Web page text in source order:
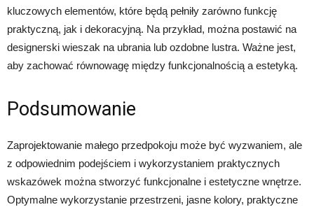
kluczowych elementów, które będą pełniły zarówno funkcję
praktyczną, jak i dekoracyjną. Na przykład, można postawić na
designerski wieszak na ubrania lub ozdobne lustra. Ważne jest,
aby zachować równowagę między funkcjonalnością a estetyką.
Podsumowanie
Zaprojektowanie małego przedpokoju może być wyzwaniem, ale
z odpowiednim podejściem i wykorzystaniem praktycznych
wskazówek można stworzyć funkcjonalne i estetyczne wnętrze.
Optymalne wykorzystanie przestrzeni, jasne kolory, praktyczne